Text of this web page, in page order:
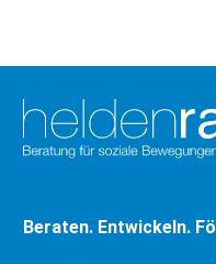
Beraten. Entwickeln.